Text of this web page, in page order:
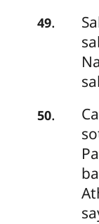
49.
50.